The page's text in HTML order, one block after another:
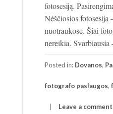
fotosesiją.
Nėščiosios
nuotraukose. Šiai
nereikia.
Posted in: Dovanos,
fotografo paslaugos,
Leave a comment